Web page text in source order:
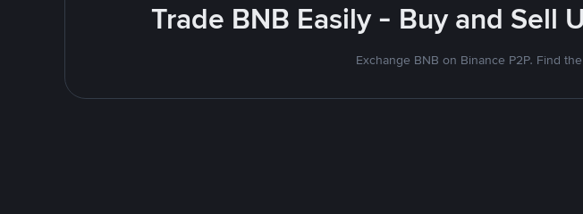
Trade BNB Easily - Buy and Sell
Exchange BNB on Binance P2P. Find